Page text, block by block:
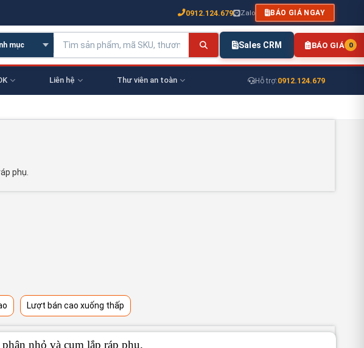
0912.124.679 Zalo BÁO GIÁ NGAY
Sales CRM BÁO GIÁ 0
Liên hệ Thư viên an toàn Hỗ trợ:0912.124.679
phụ.
Lượt bán cao xuống thấp
nhỏ và cụm lắp ráp phụ.